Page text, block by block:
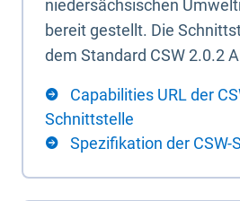
niedersächsischen
bereit gestellt. Die
dem Standard CSW 2.0.2
Capabilities URL der
Schnittstelle
Spezifikation der CSW-